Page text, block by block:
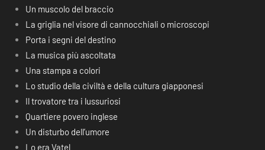
Un muscolo del braccio
La griglia nel visore di cannocchiali o microscopi
Porta i segni del destino
La musica più ascoltata
Una stampa a colori
Lo studio della civiltà e della cultura giapponesi
Il trovatore tra i lussuriosi
Quartiere povero inglese
Un disturbo dell’umore
Lo era Vatel